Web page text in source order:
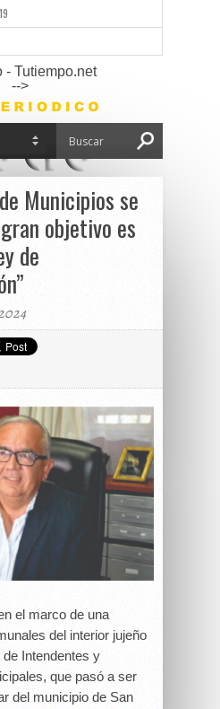
- Tutiempo.net
-->
Municipios se
objetivo es
de
el marco de una
del interior jujeño
Intendentes y
que pasó a ser
del municipio de San